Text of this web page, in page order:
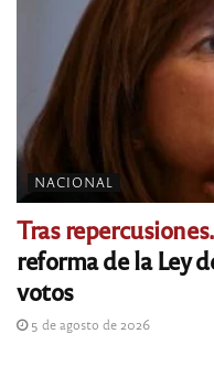
NACIONAL
Tras repercusiones.
reforma de la Ley
votos
5 de agosto de 2026